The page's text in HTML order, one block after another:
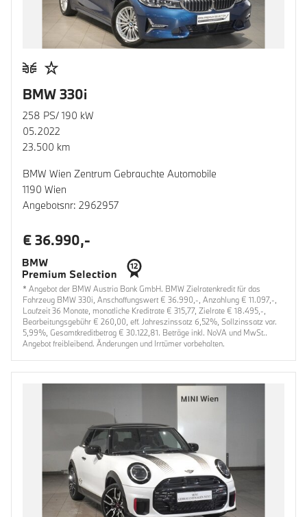
BMW 330i
258 PS/ 190 kW
05.2022
23.500 km
BMW Wien Zentrum Gebrauchte Automobile
1190 Wien
Angebotsnr: 2962957
€ 36.990,-
* Angebot der BMW Austria Bank GmbH. BMW Zielratenkredit für das
Fahrzeug BMW 330i, Anschaffungswert € 36.990,-, Anzahlung € 11.097,-,
Laufzeit 36 Monate, monatliche Kreditrate € 315,77, Zielrate € 18.495,-,
Bearbeitungsgebühr € 260,00, eff. Jahreszinssatz 6,52%, Sollzinssatz var.
5,99%, Gesamtkreditbetrag € 30.122,81. Beträge inkl. NoVA und MwSt..
Angebot freibleibend. Änderungen und Irrtümer vorbehalten.